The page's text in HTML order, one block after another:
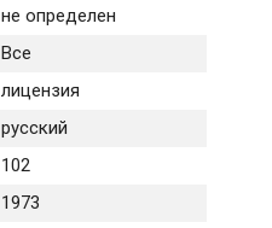
не определен
Все
лицензия
русский
102
1973